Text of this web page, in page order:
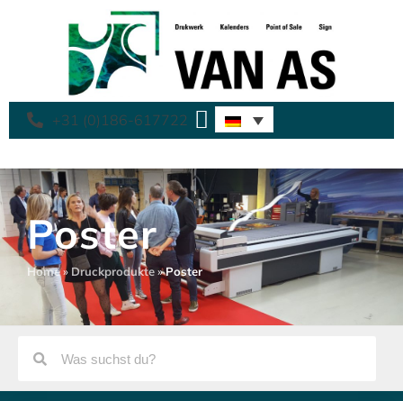
+31 (0)186-617722
Poster
Home» Druckprodukte»Poster